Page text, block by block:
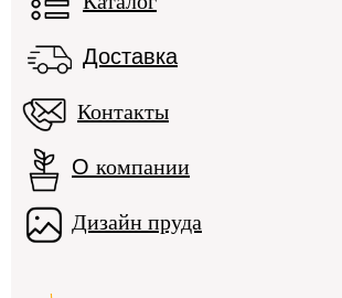
Доставка
Контакты
О компании
Дизайн пруда